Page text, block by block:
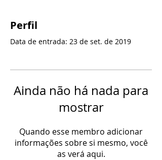
Perfil
Data de entrada: 23 de set. de 2019
Ainda não há nada para
mostrar
Quando esse membro adicionar
informações sobre si mesmo, você
as verá aqui.